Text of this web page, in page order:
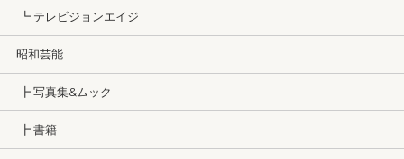
┗ テレビジョンエイジ
昭和芸能
┣ 写真集&ムック
┣ 書籍